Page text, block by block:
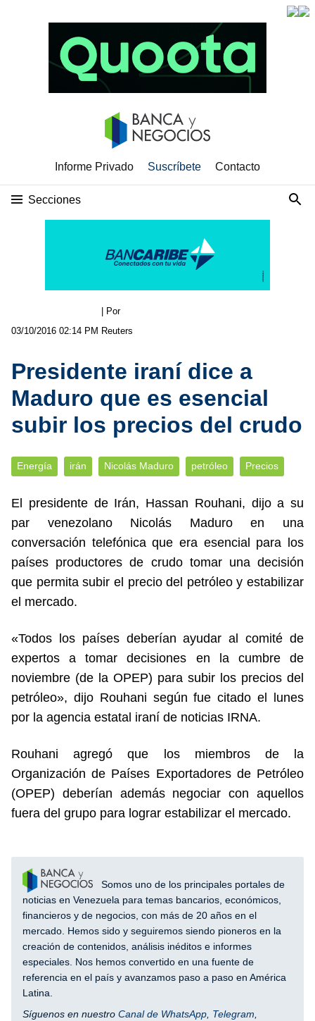
Informe Privado Suscríbete Contacto
Secciones
03/10/2016 02:14 PM
| Por
Reuters
Presidente iraní dice a
Maduro que es esencial
subir los precios del crudo
Energía irán Nicolás Maduro petróleo Precios
El presidente de Irán, Hassan Rouhani, dijo a su
par venezolano Nicolás Maduro en una
conversación telefónica que era esencial para los
países productores de crudo tomar una decisión
que permita subir el precio del petróleo y estabilizar
el mercado.
«Todos los países deberían ayudar al comité de
expertos a tomar decisiones en la cumbre de
noviembre (de la OPEP) para subir los precios del
petróleo», dijo Rouhani según fue citado el lunes
por la agencia estatal iraní de noticias IRNA.
Rouhani agregó que los miembros de la
Organización de Países Exportadores de Petróleo
(OPEP) deberían además negociar con aquellos
fuera del grupo para lograr estabilizar el mercado.
Somos uno de los principales portales de
noticias en Venezuela para temas bancarios, económicos,
financieros y de negocios, con más de 20 años en el
mercado. Hemos sido y seguiremos siendo pioneros en la
creación de contenidos, análisis inéditos e informes
especiales. Nos hemos convertido en una fuente de
referencia en el país y avanzamos paso a paso en América
Latina.
Síguenos en nuestro Canal de WhatsApp, Telegram,